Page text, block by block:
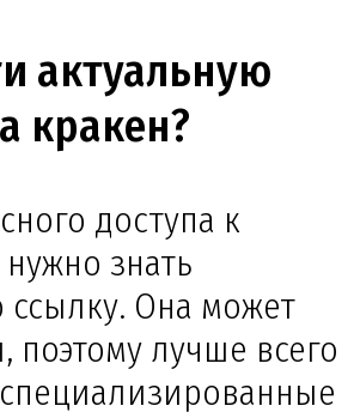
актуальную
кракен?
доступа к
знать
ссылку. Она может
поэтому лучше всего